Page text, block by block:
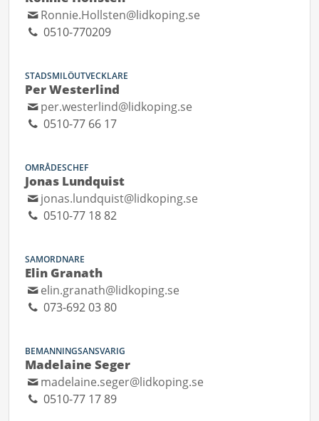
Ronnie.Hollsten@lidkoping.se
0510-770209
STADSMILÖUTVECKLARE
Per Westerlind
per.westerlind@lidkoping.se
0510-77 66 17
OMRÅDESCHEF
Jonas Lundquist
jonas.lundquist@lidkoping.se
0510-77 18 82
SAMORDNARE
Elin Granath
elin.granath@lidkoping.se
073-692 03 80
BEMANNINGSANSVARIG
Madelaine Seger
madelaine.seger@lidkoping.se
0510-77 17 89